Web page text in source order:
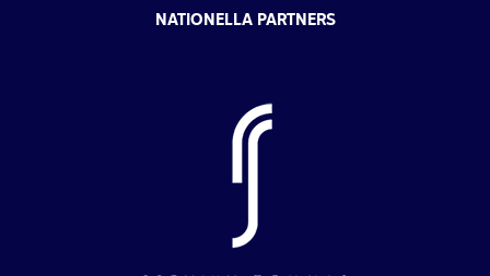
NATIONELLA PARTNERS